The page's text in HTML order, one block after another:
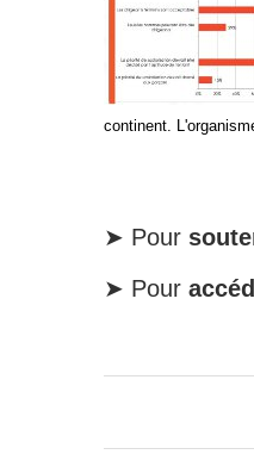
continent.
➤ Pour
➤ Pour